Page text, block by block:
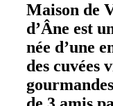
Maison de
d’Âne est
née d’une
des cuvées